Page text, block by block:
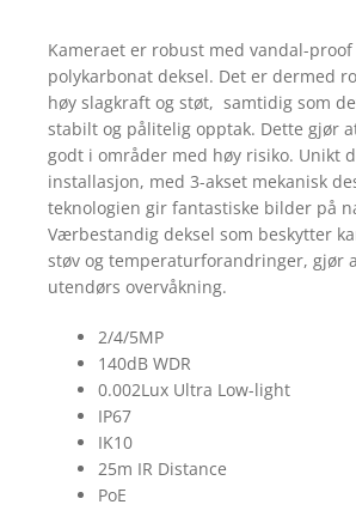
Kameraet er robust med vandal-
polykarbonat deksel. Det er dermed
høy slagkraft og støt, samtidig som
stabilt og pålitelig opptak. Dette gjør
godt i områder med høy risiko. Unikt
installasjon, med 3-akset mekanisk
teknologien gir fantastiske bilder på
Værbestandig deksel som beskytter
støv og temperaturforandringer, gjør
utendørs overvåkning.
2/4/5MP
140dB WDR
0.002Lux Ultra Low-light
IP67
IK10
25m IR Distance
PoE